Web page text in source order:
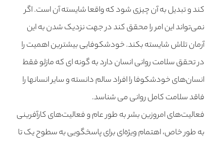
کند و تبدیل به آن چیزی شود که واقعا شایسته آن است. اگر
نمی‌تواند این امر را محقق کند در جهت نزدیک شدن به این
آرمان تلاش شایسته بکند. خودشکوفایی بیشترین اهمیت را
در تحقق سلامت روانی انسان دارد به گونه ای که مازلو فقط
انسان‌های خودشکوفا را افراد سالم دانسته و سایر انسانها را
فاقد سلامت کامل روانی می شناسد.
فعالیت‌های امروزین بشر به طور عام و فعالیت‌های کارآفرینی
به طور خاص، اهتمام ویژه‌ای برای پاسخگویی به سطوح یک تا